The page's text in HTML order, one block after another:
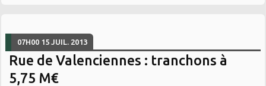
07H00 15 JUIL. 2013
Rue de Valenciennes : tranchons à
5,75 M€